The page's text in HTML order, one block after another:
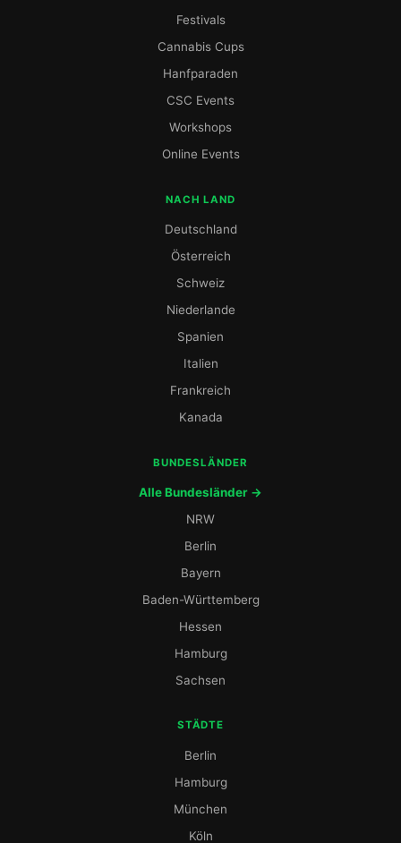
Festivals
Cannabis Cups
Hanfparaden
CSC Events
Workshops
Online Events
NACH LAND
Deutschland
Österreich
Schweiz
Niederlande
Spanien
Italien
Frankreich
Kanada
BUNDESLÄNDER
Alle Bundesländer →
NRW
Berlin
Bayern
Baden-Württemberg
Hessen
Hamburg
Sachsen
STÄDTE
Berlin
Hamburg
München
Köln